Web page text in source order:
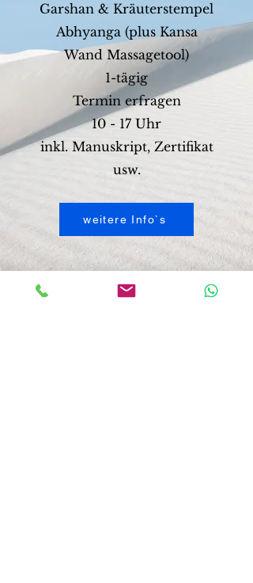
Garshan & Kräuterstempel
Abhyanga (plus Kansa
Wand Massagetool)
1-tägig
​Termin erfragen
10 - 17 Uhr
inkl. Manuskript, Zertifikat
usw.
weitere Info`s